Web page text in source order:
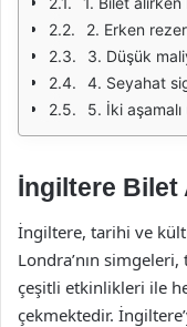
2. Erken
3. Düşük
4. Seyahat
5. İki aşamalı
İngiltere Bilet
İngiltere, tarihi ve
Londra’nın
çeşitli etkinlikleri ile
çekmektedir.